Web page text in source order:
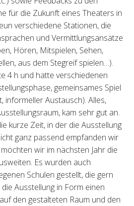
für die Zukunft eines Theaters in
verschiedene Stationen, die
und Vermittlungsansätze
Hören, Mitspielen, Sehen,
aus dem Stegreif spielen…).
4 h und hatte verschiedenen
gemeinsames Spiel
informeller Austausch). Alles,
kam sehr gut an.
kurze Zeit, in der die Ausstellung
ganz passend empfanden wir
wir im nächsten Jahr die
Es wurden auch
Schulen gestellt, die gern
Ausstellung in Form einen
den gestalteten Raum und den